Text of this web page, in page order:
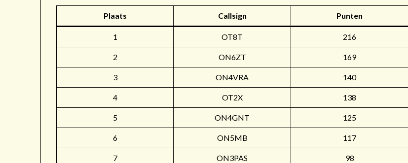
Plaats Callsign Punten
1 OT8T 216
2 ON6ZT 169
3 ON4VRA 140
4 OT2X 138
5 ON4GNT 125
6 ON5MB 117
7 ON3PAS 98